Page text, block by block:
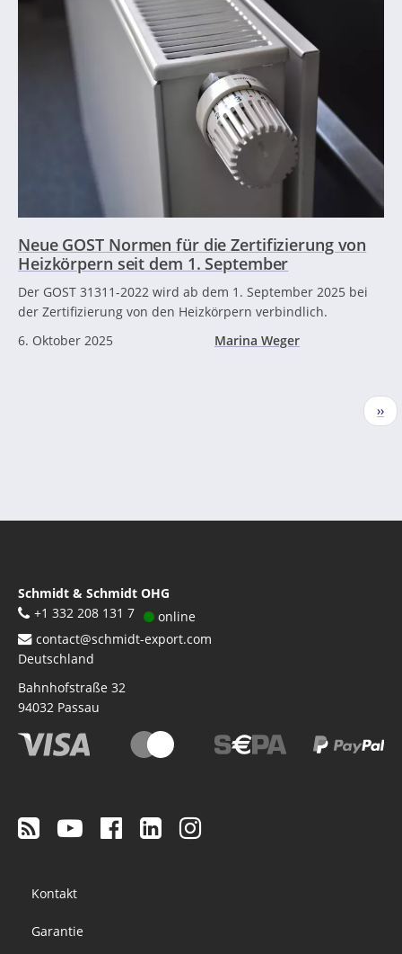
Neue GOST Normen für die Zertifizierung von
Heizkörpern seit dem 1. September
Der GOST 31311-2022 wird ab dem 1. September 2025 bei
der Zertifizierung von den Heizkörpern verbindlich.
6. Oktober 2025
Marina Weger
››
Schmidt & Schmidt OHG
+1 332 208 131 7
online
contact@schmidt-export.com
Deutschland
Bahnhofstraße 32
94032 Passau
menu
Kontakt
Garantie